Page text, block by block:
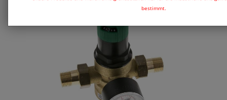
bestimmt.